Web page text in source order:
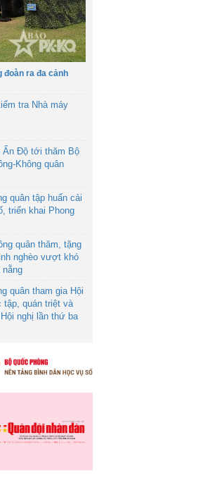
đoàn ra đa cảnh
tra Nhà máy
Ấn Độ tới thăm Bộ
Không quân
quân tập huấn cải
triển khai Phong
quân thăm, tặng
nghèo vượt khó
nẵng
quân tham gia Hội
tập, quán triệt và
nghị lần thứ ba